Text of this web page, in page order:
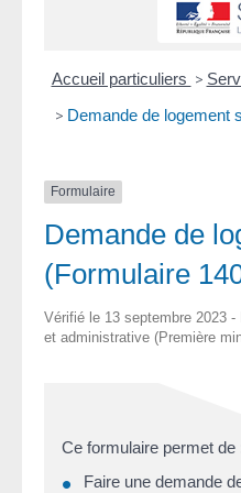
Accueil particuliers >
> Demande de logement
Formulaire
Demande de
(Formulaire
Vérifié le 13 septembre 2023
et administrative (Première
Ce formulaire permet de
Faire une demande